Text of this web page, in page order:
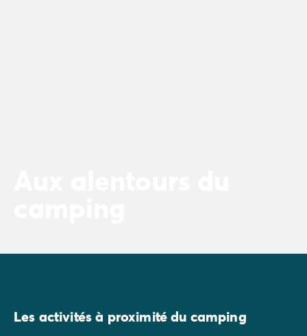
Les activités à proximité du camping